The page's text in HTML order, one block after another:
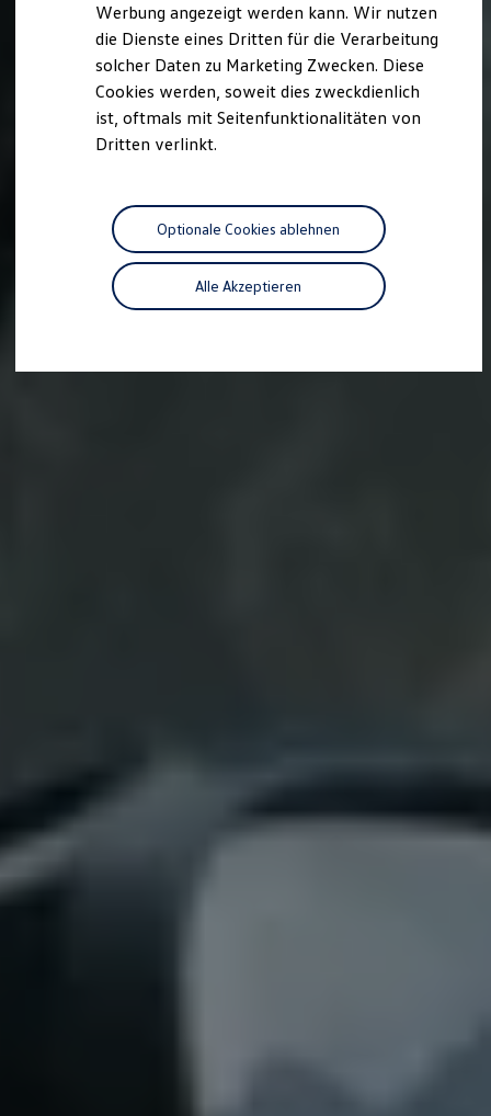
Autonomes Fahren
Mehr zum ID. Buzz
Online Beratung
California Club
California Magazin & Ratgeber
Vanlife
California App
California Lifestyle & Zubehör
Übernachten im California
Unternehmen
Karriere
Nachhaltigkeit
Werbung angezeigt werden kann. Wir nutzen
die Dienste eines Dritten für die Verarbeitung
solcher Daten zu Marketing Zwecken. Diese
Cookies werden, soweit dies zweckdienlich
ist, oftmals mit Seitenfunktionalitäten von
Dritten verlinkt.
Alle Akzeptieren
Optionale Cookies ablehnen